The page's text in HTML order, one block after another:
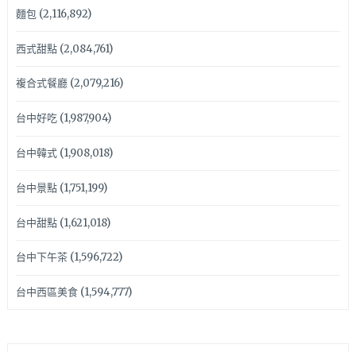
麵包(2,116,892)
西式甜點(2,084,761)
複合式餐廳(2,079,216)
台中好吃(1,987,904)
台中韓式(1,908,018)
台中景點(1,751,199)
台中甜點(1,621,018)
台中下午茶(1,596,722)
台中西區美食(1,594,777)